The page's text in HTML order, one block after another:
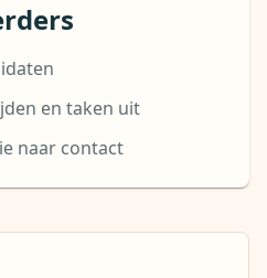
en taken uit
naar contact